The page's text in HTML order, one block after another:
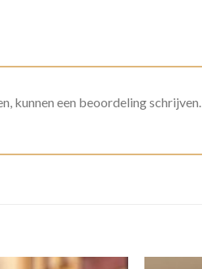
kunnen een beoordeling schrijven.